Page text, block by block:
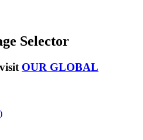
Selector
OUR GLOBAL